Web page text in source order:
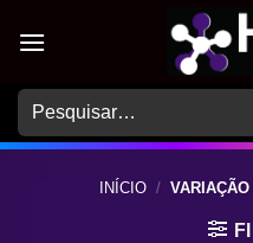
Pesquisar
por:
INÍCIO /